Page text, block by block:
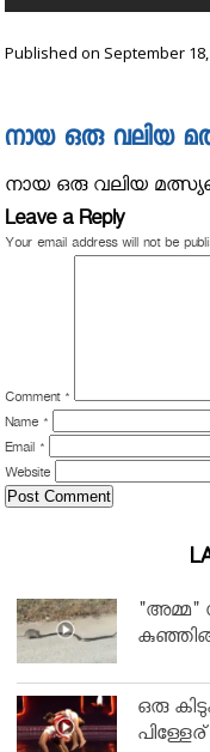
Published on September 18,
നായ ഒരു വലിയ
നായ ഒരു വലിയ
Leave a Reply
Your email address will not be
Comment *
Name *
Email *
Website
"അമ്മ"
ഒരു